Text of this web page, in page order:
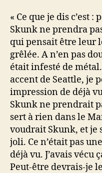
« Ce que je dis c’est
Skunk ne prendra
qui pensait être leur
grêlée. A n’en pas
était infesté de
accent de Seattle, je
impression de déjà
Skunk ne prendrait
sert à rien dans le
voudrait Skunk, et je
joli. Ce n’était pas
déjà vu. J’avais vécu
Peut-être devrais-je